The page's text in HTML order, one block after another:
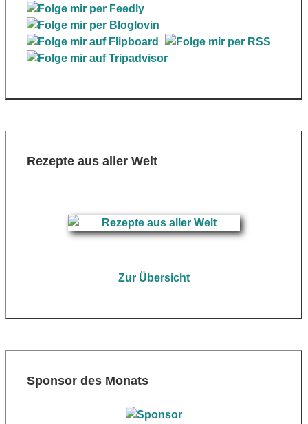
Rezepte aus aller Welt
Zur Übersicht
Sponsor des Monats